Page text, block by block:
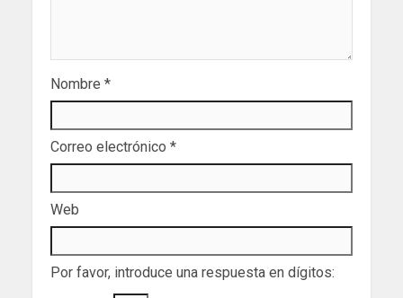
Nombre *
Correo electrónico *
Web
Por favor, introduce una respuesta en dígitos: